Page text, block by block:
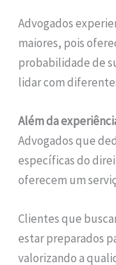
Advogados
maiores, pois
probabilidade de
lidar com
Além da
Advogados que
específicas do
oferecem um
Clientes que
estar preparados
valorizando a